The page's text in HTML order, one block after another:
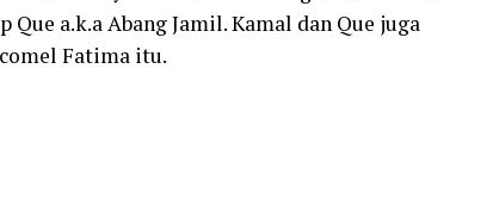
a.k.a Abang Jamil. Kamal dan Que juga
Fatima itu.